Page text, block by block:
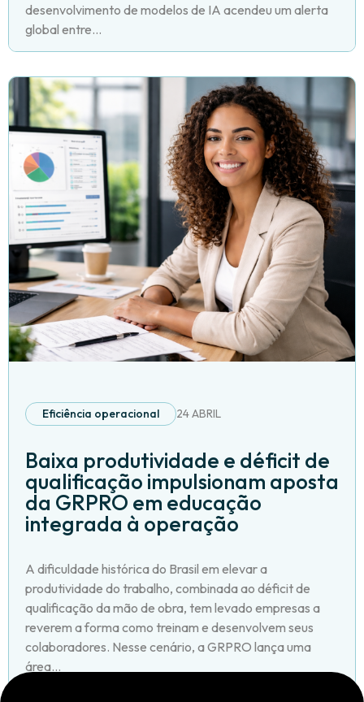
desenvolvimento de modelos de IA acendeu um alerta
global entre...
Eficiência operacional 24 ABRIL
Baixa produtividade e déficit de
qualificação impulsionam aposta
da GRPRO em educação
integrada à operação
A dificuldade histórica do Brasil em elevar a
produtividade do trabalho, combinada ao déficit de
qualificação da mão de obra, tem levado empresas a
reverem a forma como treinam e desenvolvem seus
colaboradores. Nesse cenário, a GRPRO lança uma
área...